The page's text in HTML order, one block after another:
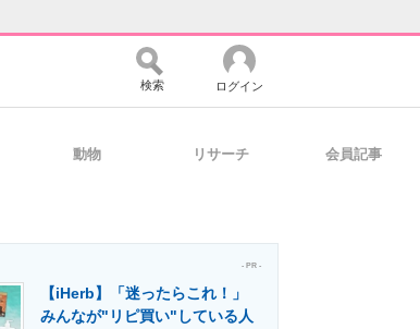
マーケ×ITの今がよく分かる
検索 ログイン
動物 リサーチ 会員記事
- PR -
【iHerb】「迷ったらこれ！」
みんなが"リピ買い"している人